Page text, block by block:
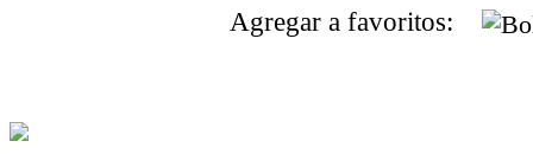
Agregar a favoritos: